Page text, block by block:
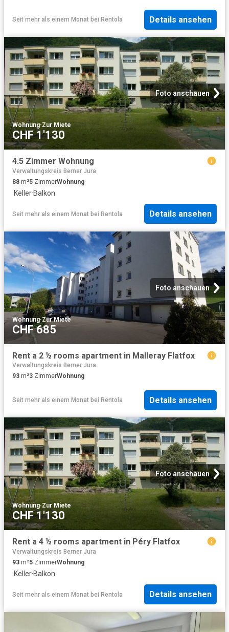
Seit mehr als einem Monat bei Rentola Details ansehen
Foto anschauen
Wohnung·Zur Miete
CHF 1'130
4.5 Zimmer Wohnung
Verwaltungskreis Berner Jura
88 m²5 ZimmerWohnung
·Keller·Balkon
Seit mehr als einem Monat bei Rentola Details ansehen
Foto anschauen
Wohnung·Zur Miete
CHF 685
Rent a 2 ½ rooms apartment in Malleray Flatfox
Verwaltungskreis Berner Jura
93 m²3 ZimmerWohnung
Seit mehr als einem Monat bei Rentola Details ansehen
Foto anschauen
Wohnung·Zur Miete
CHF 1'130
Rent a 4 ½ rooms apartment in Péry Flatfox
Verwaltungskreis Berner Jura
93 m²5 ZimmerWohnung
·Keller·Balkon
Seit mehr als einem Monat bei Rentola Details ansehen